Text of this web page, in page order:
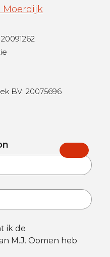
Moerdijk
BV: 20075696
ik de
M.J. Oomen heb